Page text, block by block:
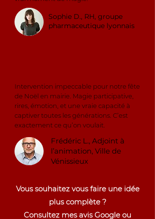
Sophie D., RH, groupe
pharmaceutique lyonnais
Intervention impeccable pour notre fête
de Noël en mairie. Magie participative,
rires, émotion, et une vraie capacité à
captiver toutes les générations. C’est
exactement ce qu’on voulait.
Frédéric L., Adjoint à
l’animation, Ville de
Vénissieux
Vous souhaitez vous faire une idée
plus complète ?
Consultez mes avis Google ou